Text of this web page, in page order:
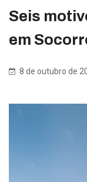
Seis
em
8 de outubro de